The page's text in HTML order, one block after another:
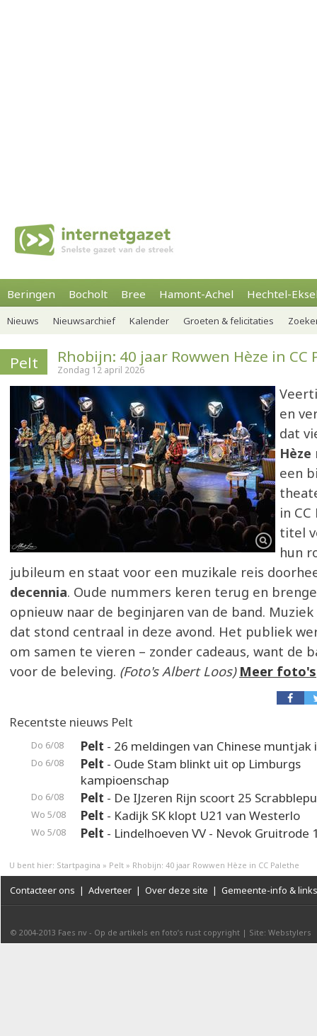
Beringen Bocholt Bree Hamont-Achel Hechtel-
Nieuws Nieuwsarchief Kalender Groeten & felicitaties
Pelt Rhobijn: 40 jaar Rowwen Hèze in CC
Zondag 12 april 2026
en
dat
Hèze
een
in
titel
hun
jubileum en staat voor een muzikale reis
decennia. Oude nummers keren terug en
opnieuw naar de beginjaren van de band.
dat stond centraal in deze avond. Het publiek
om samen te vieren – zonder cadeaus, want de
voor de beleving. (Foto's Albert Loos) Meer foto's
Recentste nieuws Pelt
Do 6/08 Pelt - 26 meldingen van Chinese muntjak
Do 6/08 Pelt - Oude Stam blinkt uit op Limburgs
kampioenschap
Do 6/08 Pelt - De IJzeren Rijn scoort 25
Wo 5/08 Pelt - Kadijk SK klopt U21 van Westerlo
Wo 5/08 Pelt - Lindelhoeven VV - Nevok Gruitrode
U bent hier: Startpagina » Pelt » Rhobijn: 40 jaar Rowwen Hèze in CC Palethe
Contacteer ons | Adverteer | Over deze site | Gemeente-info & links
© 2004-2013 Faes nv - Op de artikels en foto’s rust copyright | Site: Webstylers